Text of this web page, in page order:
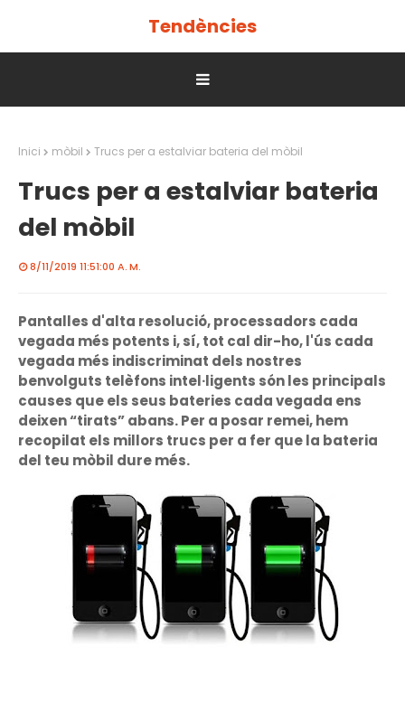
Tendències
Inici mòbil Trucs per a estalviar bateria del mòbil
Trucs per a estalviar bateria
del mòbil
8/11/2019 11:51:00 A. M.
Pantalles d'alta resolució, processadors cada
vegada més potents i, sí, tot cal dir-ho, l'ús cada
vegada més indiscriminat dels nostres
benvolguts telèfons intel·ligents són les principals
causes que els seus bateries cada vegada ens
deixen “tirats” abans. Per a posar remei, hem
recopilat els millors trucs per a fer que la bateria
del teu mòbil dure més.